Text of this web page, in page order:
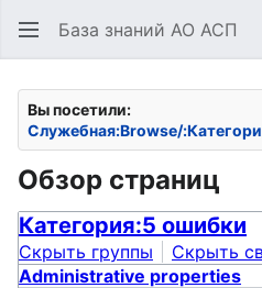
База знаний АО АСП
Вы посетили:
Служебная:Browse/
Обзор страниц
Категория:5 ошибки
Скрыть группы
Скрыть
Administrative properties